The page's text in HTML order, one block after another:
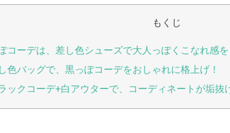
もくじ
コーデは、差し色シューズで大人っぽくこなれ感を
色バッグで、黒っぽコーデをおしゃれに格上げ！
ックコーデ+白アウターで、コーディネートが垢抜